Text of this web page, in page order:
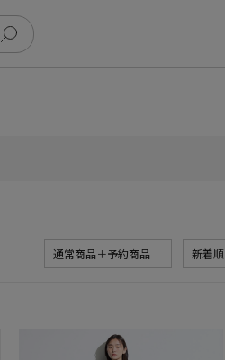
通常商品＋予約商品 新着順